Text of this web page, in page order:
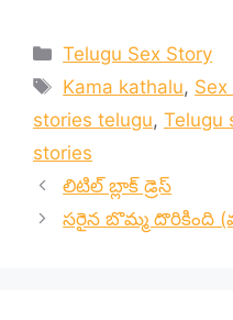
Categories
Telugu Sex Story
Tags
Kama kathalu,
stories telugu, Telugu
stories
లిటిల్ బ్లాక్ డ్రెస్
సరైన బొమ్మ దొరికింది